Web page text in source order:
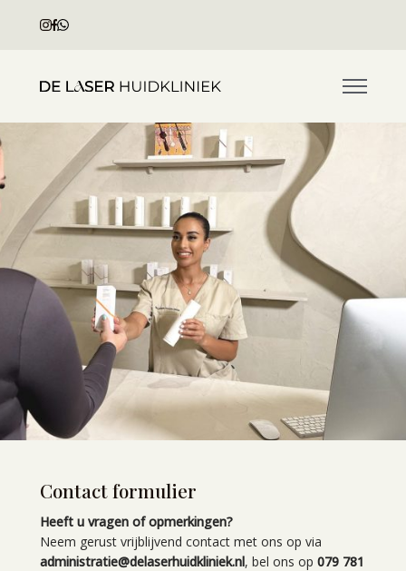
Home
Over ons
Prijslijst
Contact
Contact formulier
Heeft u vragen of opmerkingen?
Neem gerust vrijblijvend contact met ons op via
administratie@delaserhuidkliniek.nl, bel ons op 079 781